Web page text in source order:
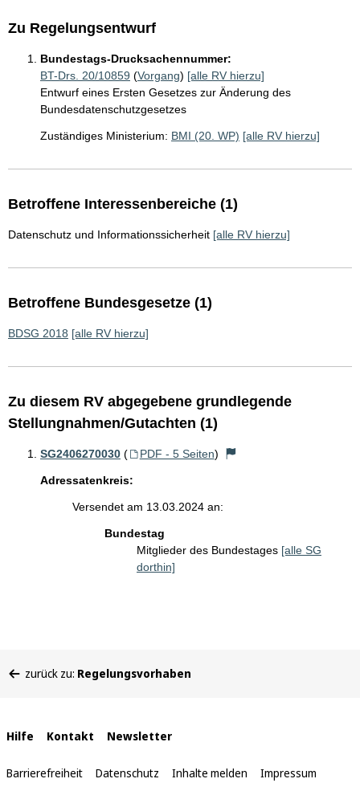
Zu Regelungsentwurf
Bundestags-Drucksachennummer:
BT-Drs. 20/10859 (Vorgang) [alle RV hierzu]
Entwurf eines Ersten Gesetzes zur Änderung des
Bundesdatenschutzgesetzes
Zuständiges Ministerium: BMI (20. WP) [alle RV hierzu]
Betroffene Interessenbereiche (1)
Datenschutz und Informationssicherheit [alle RV hierzu]
Betroffene Bundesgesetze (1)
BDSG 2018 [alle RV hierzu]
Zu diesem RV abgegebene grundlegende
Stellungnahmen/Gutachten (1)
SG2406270030 ( PDF - 5 Seiten)
Adressatenkreis:
Versendet am 13.03.2024 an:
Bundestag
Mitglieder des Bundestages [alle SG
dorthin]
befinden
zurück zu: Regelungsvorhaben
Interne
Links
Hilfe Kontakt Newsletter
Barrierefreiheit Datenschutz Inhalte melden Impressum